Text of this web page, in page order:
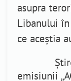
asupra
Libanului
ce aceștia
emisiunii